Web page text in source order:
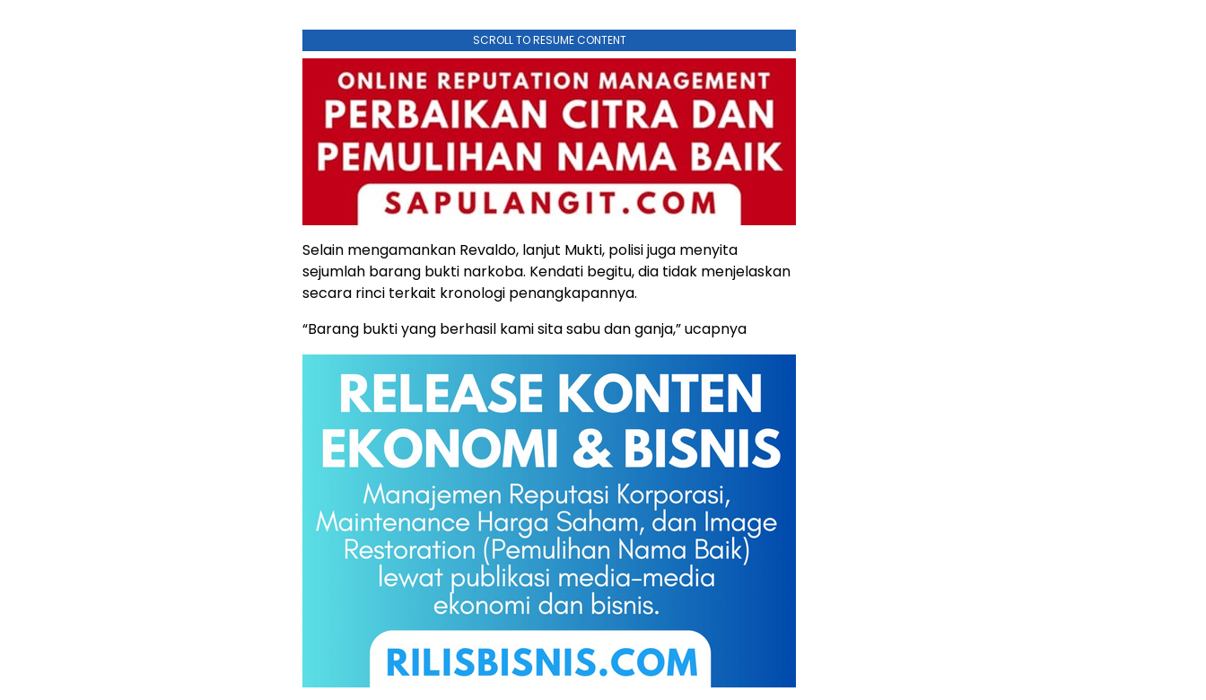
SCROLL TO RESUME CONTENT
Selain mengamankan Revaldo, lanjut Mukti, polisi juga menyita
sejumlah barang bukti narkoba. Kendati begitu, dia tidak menjelaskan
secara rinci terkait kronologi penangkapannya.
“Barang bukti yang berhasil kami sita sabu dan ganja,” ucapnya